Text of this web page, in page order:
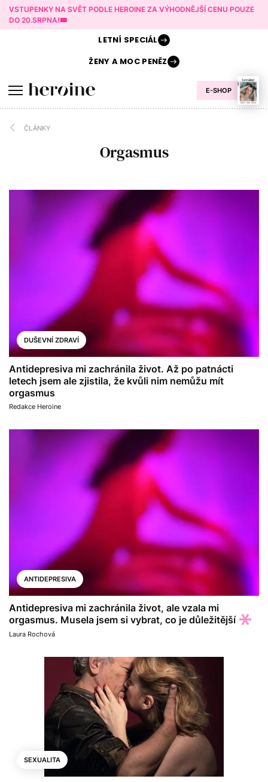
VSTUPENKY NA SVĚT PODLE HEROINE ZA VÝHODNĚJŠÍ CENU POUZE
DO 20.SRPNA!🎟️
E-SHOP
LETNÍ SPECIÁL
ŽENY AMOC PENĚZ
ČLÁNKY
Orgasmus
DUŠEVNÍ ZDRAVÍ
Antidepresiva mi zachránila život. Až po patnácti
letech jsem ale zjistila, že kvůli nim nemůžu mít
orgasmus
Redakce Heroine
ANTIDEPRESIVA
Antidepresiva mi zachránila život, ale vzala mi
orgasmus. Musela jsem si vybrat, co je důležitější
Laura Rochová
SEXUALITA